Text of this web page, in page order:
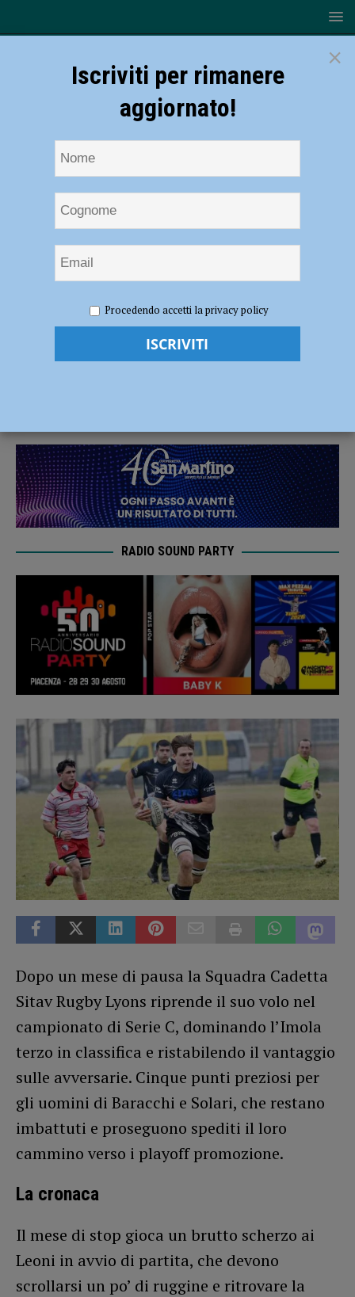
Cadetti e l’Under 16
Rugby – Weekend Lyons: vincono i
RADIO SOUND PARTY
Dopo un mese di pausa la Squadra Cadetta
Sitav Rugby Lyons riprende il suo volo nel
campionato di Serie C, dominando l’Imola
terzo in classifica e ristabilendo il vantaggio
sulle avversarie. Cinque punti preziosi per
gli uomini di Baracchi e Solari, che restano
imbattuti e proseguono spediti il loro
cammino verso i playoff promozione.
La cronaca
Il mese di stop gioca un brutto scherzo ai
Leoni in avvio di partita, che devono
scrollarsi un po’ di ruggine e ritrovare la
×
Iscriviti per rimanere
aggiornato!
Procedendo accetti la privacy policy